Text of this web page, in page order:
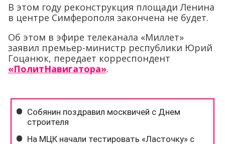
В этом году реконструкция площади Ленина
в центре Симферополя закончена не будет.
Об этом в эфире телеканала «Миллет»
заявил премьер-министр республики Юрий
Гоцанюк, передает корреспондент
«ПолитНавигатора».